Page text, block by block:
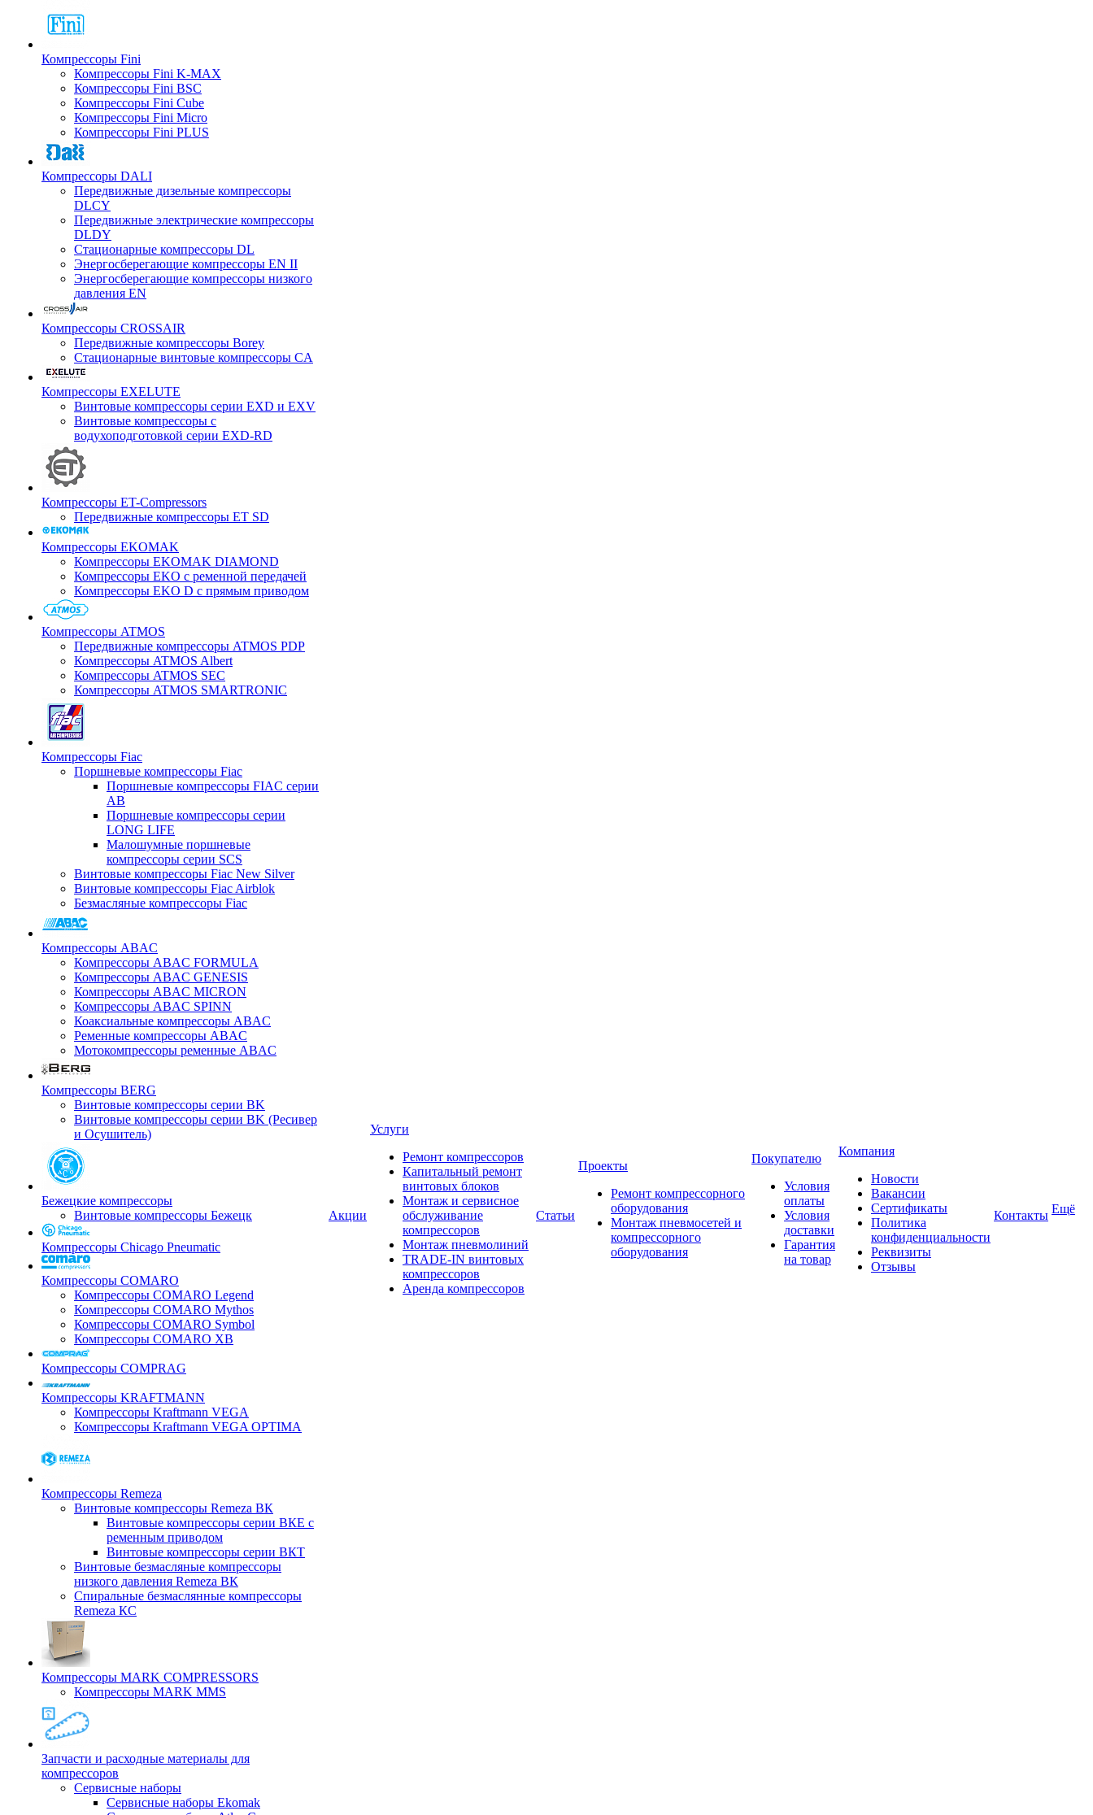
Компрессоры Fini
Компрессоры Fini K-MAX
Компрессоры Fini BSC
Компрессоры Fini Cube
Компрессоры Fini Micro
Компрессоры Fini PLUS
Компрессоры DALI
Передвижные дизельные компрессоры
DLCY
Передвижные электрические компрессоры
DLDY
Стационарные компрессоры DL
Энергосберегающие компрессоры EN II
Энергосберегающие компрессоры низкого
давления EN
Компрессоры CROSSAIR
Передвижные компрессоры Borey
Стационарные винтовые компрессоры CA
Компрессоры EXELUTE
Винтовые компрессоры серии EXD и EXV
Винтовые компрессоры с
водухоподготовкой серии EXD-RD
Компрессоры ET-Compressors
Передвижные компрессоры ET SD
Компрессоры EKOMAK
Компрессоры EKOMAK DIAMOND
Компрессоры EKO c ременной передачей
Компрессоры EKO D с прямым приводом
Компрессоры ATMOS
Передвижные компрессоры ATMOS PDP
Компрессоры ATMOS Albert
Компрессоры ATMOS SEC
Компрессоры ATMOS SMARTRONIC
Компрессоры Fiac
Поршневые компрессоры Fiac
Поршневые компрессоры FIAC серии
AB
Поршневые компрессоры серии
LONG LIFE
Малошумные поршневые
компрессоры серии SCS
Винтовые компрессоры Fiac New Silver
Винтовые компрессоры Fiac Airblok
Безмасляные компрессоры Fiac
Компрессоры ABAC
Компрессоры ABAC FORMULA
Компрессоры ABAC GENESIS
Компрессоры ABAC MICRON
Компрессоры ABAC SPINN
Коаксиальные компрессоры ABAC
Ременные компрессоры ABAC
Мотокомпрессоры ременные ABAC
Компрессоры BERG
Винтовые компрессоры серии BK
Винтовые компрессоры серии BK (Ресивер
и Осушитель)
Бежецкие компрессоры
Винтовые компрессоры Бежецк
Компрессоры Chicago Pneumatic
Компрессоры COMARO
Компрессоры COMARO Legend
Компрессоры COMARO Mythos
Компрессоры COMARO Symbol
Компрессоры COMARO XB
Компрессоры COMPRAG
Компрессоры KRAFTMANN
Компрессоры Kraftmann VEGA
Компрессоры Kraftmann VEGA OPTIMA
Компрессоры Remeza
Винтовые компрессоры Remeza ВК
Винтовые компрессоры серии ВКЕ с
ременным приводом
Винтовые компрессоры серии ВКТ
Винтовые безмасляные компрессоры
низкого давления Remeza ВК
Спиральные безмаслянные компрессоры
Remeza КС
Компрессоры MARK COMPRESSORS
Компрессоры MARK MMS
Запчасти и расходные материалы для
компрессоров
Cервисные наборы
Сервисные наборы Ekomak
Акции
Услуги
Ремонт компрессоров
Капитальный ремонт
винтовых блоков
Монтаж и сервисное
обслуживание
компрессоров
Монтаж пневмолиний
TRADE-IN винтовых
компрессоров
Аренда компрессоров
Статьи
Проекты
Ремонт компрессорного
оборудования
Монтаж пневмосетей и
компрессорного
оборудования
Покупателю
Условия
оплаты
Условия
доставки
Гарантия
на товар
Компания
Новости
Вакансии
Сертификаты
Политика
конфиденциальности
Реквизиты
Отзывы
Контакты Ещё